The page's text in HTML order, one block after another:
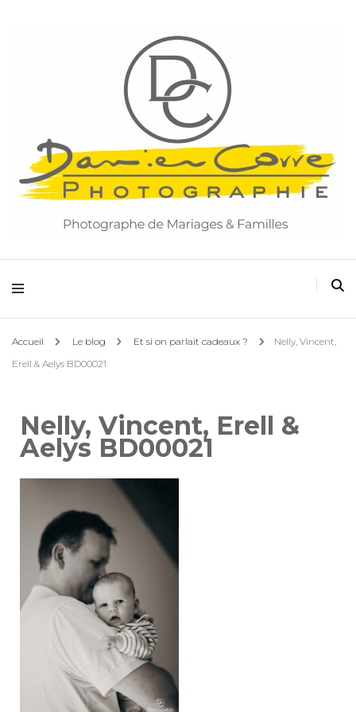
Accueil Le blog Et si on parlait cadeaux ?
Nelly, Vincent,
Erell & Aelys BD00021
Nelly, Vincent, Erell &
Aelys BD00021